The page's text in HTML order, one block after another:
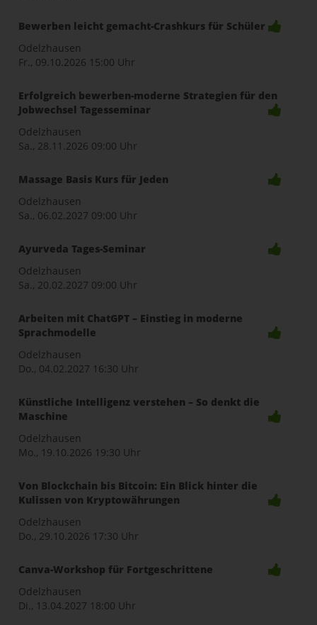
Bewerben leicht gemacht-Crashkurs für Schüler
Odelzhausen
Fr., 09.10.2026 15:00 Uhr
Erfolgreich bewerben-moderne Strategien für den
Jobwechsel Tagesseminar
Odelzhausen
Sa., 28.11.2026 09:00 Uhr
Massage Basis Kurs für Jeden
Odelzhausen
Sa., 06.02.2027 09:00 Uhr
Ayurveda Tages-Seminar
Odelzhausen
Sa., 20.02.2027 09:00 Uhr
Arbeiten mit ChatGPT – Einstieg in moderne
Sprachmodelle
Odelzhausen
Do., 04.02.2027 16:30 Uhr
Künstliche Intelligenz verstehen – So denkt die
Maschine
Odelzhausen
Mo., 19.10.2026 19:30 Uhr
Von Blockchain bis Bitcoin: Ein Blick hinter die
Kulissen von Kryptowährungen
Odelzhausen
Do., 29.10.2026 17:30 Uhr
Canva-Workshop für Fortgeschrittene
Odelzhausen
Di., 13.04.2027 18:00 Uhr